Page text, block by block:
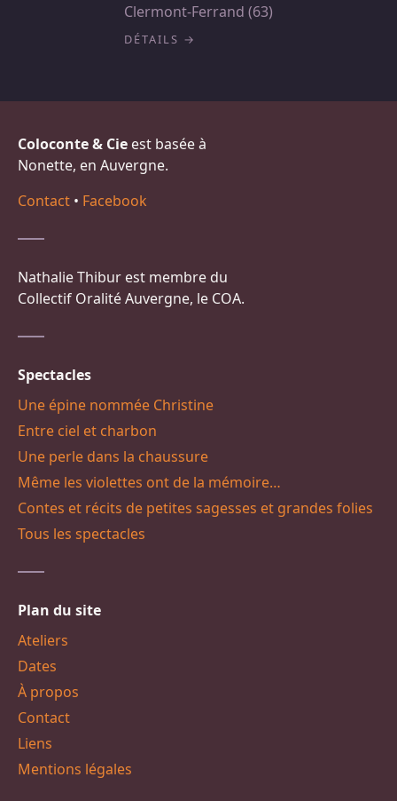
Clermont-Ferrand (63)
DÉTAILS
Coloconte & Cie est basée à
Nonette, en Auvergne.
Contact • Facebook
Nathalie Thibur est membre du
Collectif Oralité Auvergne, le COA.
Spectacles
Une épine nommée Christine
Entre ciel et charbon
Une perle dans la chaussure
Même les violettes ont de la mémoire…
Contes et récits de petites sagesses et grandes folies
Tous les spectacles
Plan du site
Ateliers
Dates
À propos
Contact
Liens
Mentions légales